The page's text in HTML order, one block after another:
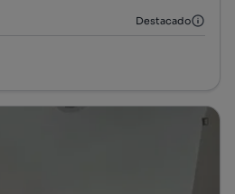
Destacado